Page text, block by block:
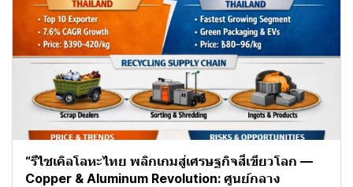
“รีไซเคิลโลหะไทย พลิกเกมสู่เศรษฐกิจสีเขียวโลก —
Copper & Aluminum Revolution: ศูนย์กลาง